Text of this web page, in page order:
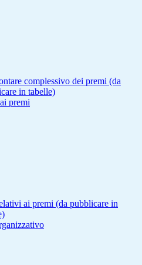
complessivo dei premi (da
in tabelle)
premi
ai premi (da pubblicare in